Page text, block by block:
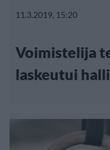
11.3.2019, 15:20
Voimistelija
laskeutui